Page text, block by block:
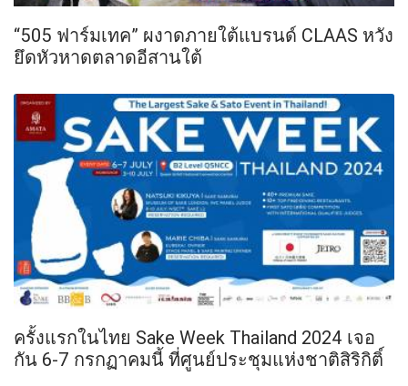
“505 ฟาร์มเทค” ผงาดภายใต้แบรนด์ CLAAS หวัง
ยึดหัวหาดตลาดอีสานใต้
ครั้งแรกในไทย Sake Week Thailand 2024 เจอ
กัน 6-7 กรกฏาคมนี้ ที่ศูนย์ประชุมแห่งชาติสิริกิติ์